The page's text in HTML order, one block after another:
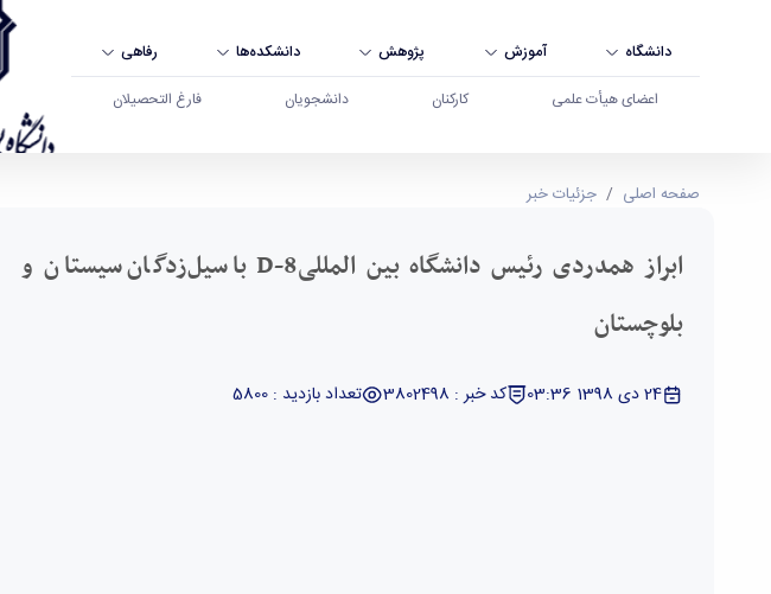
دانشگاه آموزش پژوهش دانشکده‌ها رفاهی
اعضای هیأت علمی کارکنان دانشجویان فارغ التحصیلان
ابراز همدردی رئیس دانشگاه بین المللیD-8 با سیل‌زدگان سیستان‌ و‌ بلوچستان - دانشگاه بوعلی سینا همدان
صفحه اصلی جزئیات خبر
ابراز همدردی رئیس دانشگاه بین المللیD-8 با سیل‌زدگان سیستان‌ و‌
بلوچستان
24 دی 1398 03:36 کد خبر : 3802498 تعداد بازدید : 5800